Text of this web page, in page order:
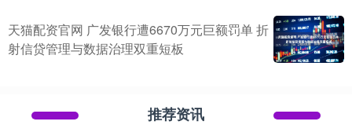
天猫配资官网 广发银行遭6670万元巨额罚单 折
射信贷管理与数据治理双重短板
推荐资讯